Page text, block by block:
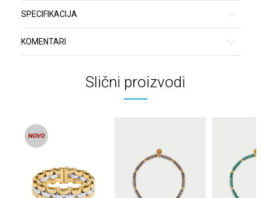
SPECIFIKACIJA
KOMENTARI
Slični proizvodi